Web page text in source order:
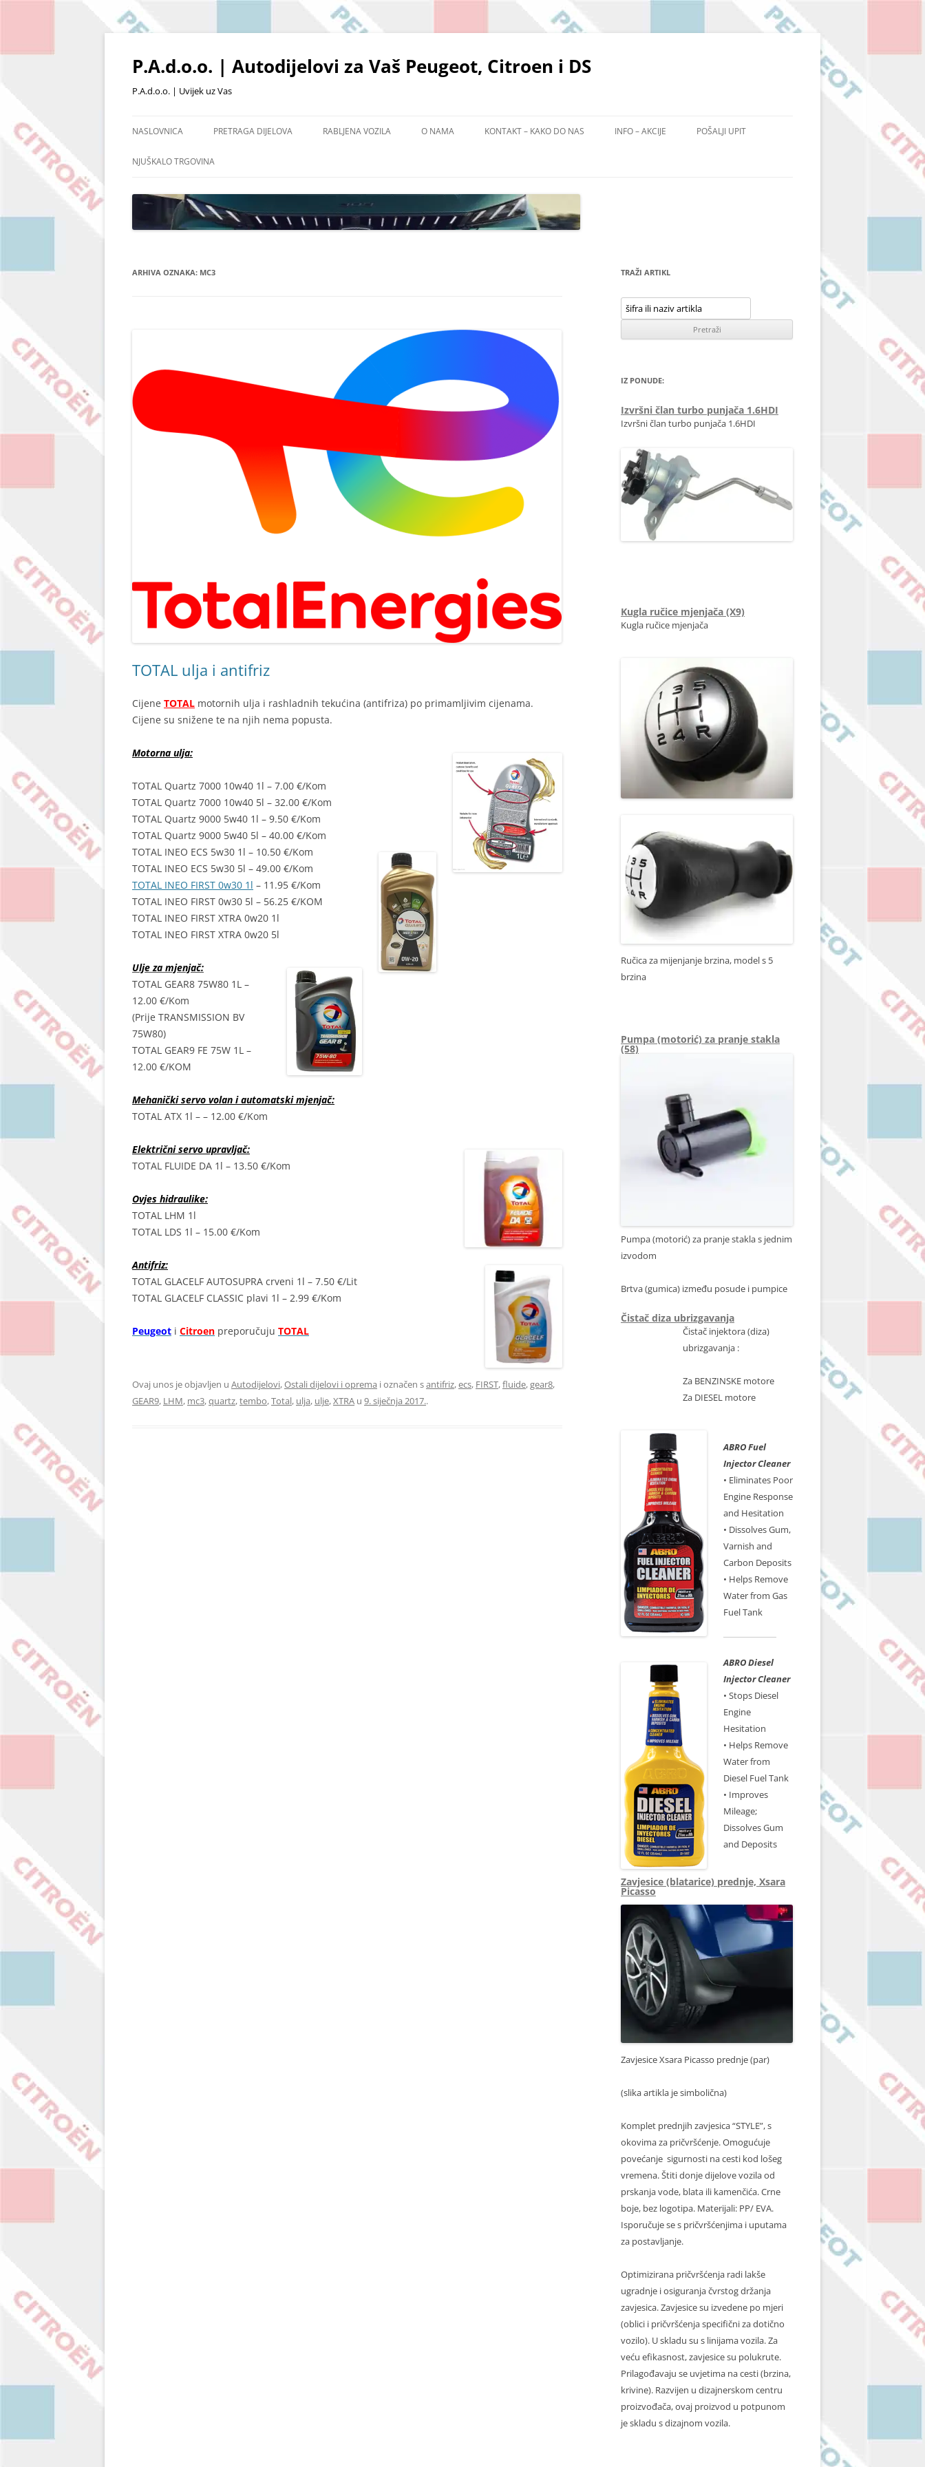
Skoči
P.A.d.o.o. | Autodijelovi za Vaš Peugeot, Citroen i DS
P.A.d.o.o. | Uvijek uz Vas
NASLOVNICA PRETRAGA DIJELOVA
OSTALI DIJELOVI I OPREMA
RABLJENA VOZILA O NAMA KONTAKT – KAKO DO NAS INFO – AKCIJE POŠALJI UPIT
NJUŠKALO TRGOVINA
ARHIVA OZNAKA: MC3
TOTAL ulja i antifriz
Cijene TOTAL motornih ulja i rashladnih tekućina (antifriza) po primamljivim cijenama.
Cijene su snižene te na njih nema popusta.
Motorna ulja:
TOTAL Quartz 7000 10w40 1l – 7.00 €/Kom
TOTAL Quartz 7000 10w40 5l – 32.00 €/Kom
TOTAL Quartz 9000 5w40 1l – 9.50 €/Kom
TOTAL Quartz 9000 5w40 5l – 40.00 €/Kom
TOTAL INEO ECS 5w30 1l – 10.50 €/Kom
TOTAL INEO ECS 5w30 5l – 49.00 €/Kom
TOTAL INEO FIRST 0w30 1l – 11.95 €/Kom
TOTAL INEO FIRST 0w30 5l – 56.25 €/KOM
TOTAL INEO FIRST XTRA 0w20 1l
TOTAL INEO FIRST XTRA 0w20 5l
Ulje za mjenjač:
TOTAL GEAR8 75W80 1L –
12.00 €/Kom
(Prije TRANSMISSION BV
75W80)
TOTAL GEAR9 FE 75W 1L –
12.00 €/KOM
Mehanički servo volan i automatski mjenjač:
TOTAL ATX 1l – – 12.00 €/Kom
Električni servo upravljač:
TOTAL FLUIDE DA 1l – 13.50 €/Kom
Ovjes hidraulike:
TOTAL LHM 1l
TOTAL LDS 1l – 15.00 €/Kom
Antifriz:
TOTAL GLACELF AUTOSUPRA crveni 1l – 7.50 €/Lit
TOTAL GLACELF CLASSIC plavi 1l – 2.99 €/Kom
Peugeot i Citroen preporučuju TOTAL
Ovaj unos je objavljen u Autodijelovi,Ostali dijelovi i oprema i označen santifriz,ecs, FIRST,fluide,gear8,
GEAR9, LHM, mc3,quartz,tembo,Total, ulja, ulje,XTRA u 9. siječnja 2017..
TRAŽI ARTIKL
IZ PONUDE:
Izvršni član turbo punjača 1.6HDI
Izvršni član turbo punjača 1.6HDI
Kugla ručice mjenjača (X9)
Kugla ručice mjenjača
Ručica za mijenjanje brzina, model s 5
brzina
Pumpa (motorić) za pranje stakla
(58)
Pumpa (motorić) za pranje stakla s jednim
izvodom
Brtva (gumica) između posude i pumpice
Čistač diza ubrizgavanja
Čistač injektora (diza)
ubrizgavanja :
Za BENZINSKE motore
Za DIESEL motore
ABRO Fuel
Injector Cleaner
• Eliminates Poor
Engine Response
and Hesitation
• Dissolves Gum,
Varnish and
Carbon Deposits
• Helps Remove
Water from Gas
Fuel Tank
ABRO Diesel
Injector Cleaner
• Stops Diesel
Engine
Hesitation
• Helps Remove
Water from
Diesel Fuel Tank
• Improves
Mileage;
Dissolves Gum
and Deposits
Zavjesice (blatarice) prednje, Xsara
Picasso
Zavjesice Xsara Picasso prednje (par)
(slika artikla je simbolična)
Komplet prednjih zavjesica “STYLE”, s
okovima za pričvršćenje. Omogućuje
povećanje sigurnosti na cesti kod lošeg
vremena. Štiti donje dijelove vozila od
prskanja vode, blata ili kamenčića. Crne
boje, bez logotipa. Materijali: PP/ EVA.
Isporučuje se s pričvršćenjima i uputama
za postavljanje.
Optimizirana pričvršćenja radi lakše
ugradnje i osiguranja čvrstog držanja
zavjesica. Zavjesice su izvedene po mjeri
(oblici i pričvršćenja specifični za dotično
vozilo). U skladu su s linijama vozila. Za
veću efikasnost, zavjesice su polukrute.
Prilagođavaju se uvjetima na cesti (brzina,
krivine). Razvijen u dizajnerskom centru
proizvođača, ovaj proizvod u potpunom
je skladu s dizajnom vozila.